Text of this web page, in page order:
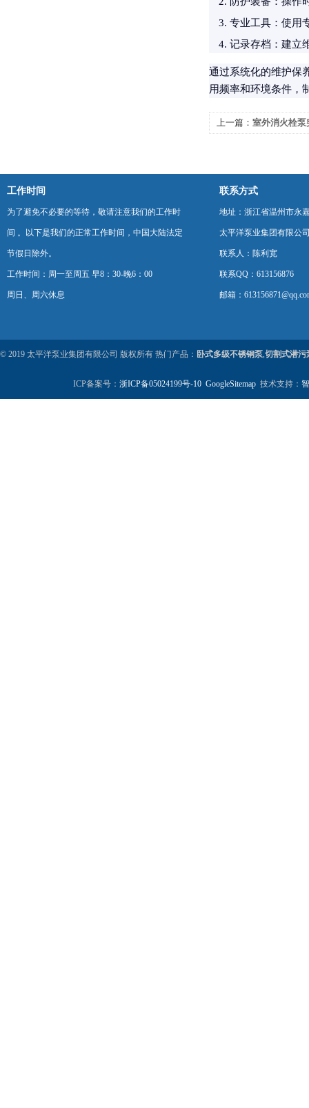
专业工具 ：使用
记录存档 ：建立
通过系统化的维护保
用频率和环境条件，
上一篇： 室外消火栓泵
工作时间
为了避免不必要的等待，敬请注意我们的工作时
间 。以下是我们的正常工作时间，中国大陆法定
节假日除外。
工作时间：周一至周五 早8：30-晚6：00
周日、周六休息
联系方式
地址：浙江省温州市永
太平洋泵业集团有限公
联系人：陈利宽
联系QQ：613156876
邮箱：
© 2019 太平洋泵业集团有限公司 版权所有 热门产品： 卧式多级不锈钢泵,切割式潜污
ICP备案号： 浙ICP备05024199号-10 GoogleSitemap 技术支持：